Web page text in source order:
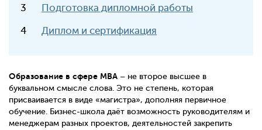
Подготовка дипломной работы
Диплом и сертификация
Образование в сфере MBA – не второе высшее в
буквальном смысле слова. Это не степень, которая
присваивается в виде «магистра», дополняя первичное
обучение. Бизнес-школа даёт возможность руководителям и
менеджерам разных проектов, деятельностей закрепить